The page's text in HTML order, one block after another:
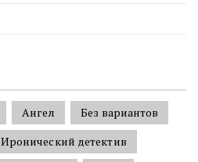
Ангел
Без вариантов
Иронический детектив